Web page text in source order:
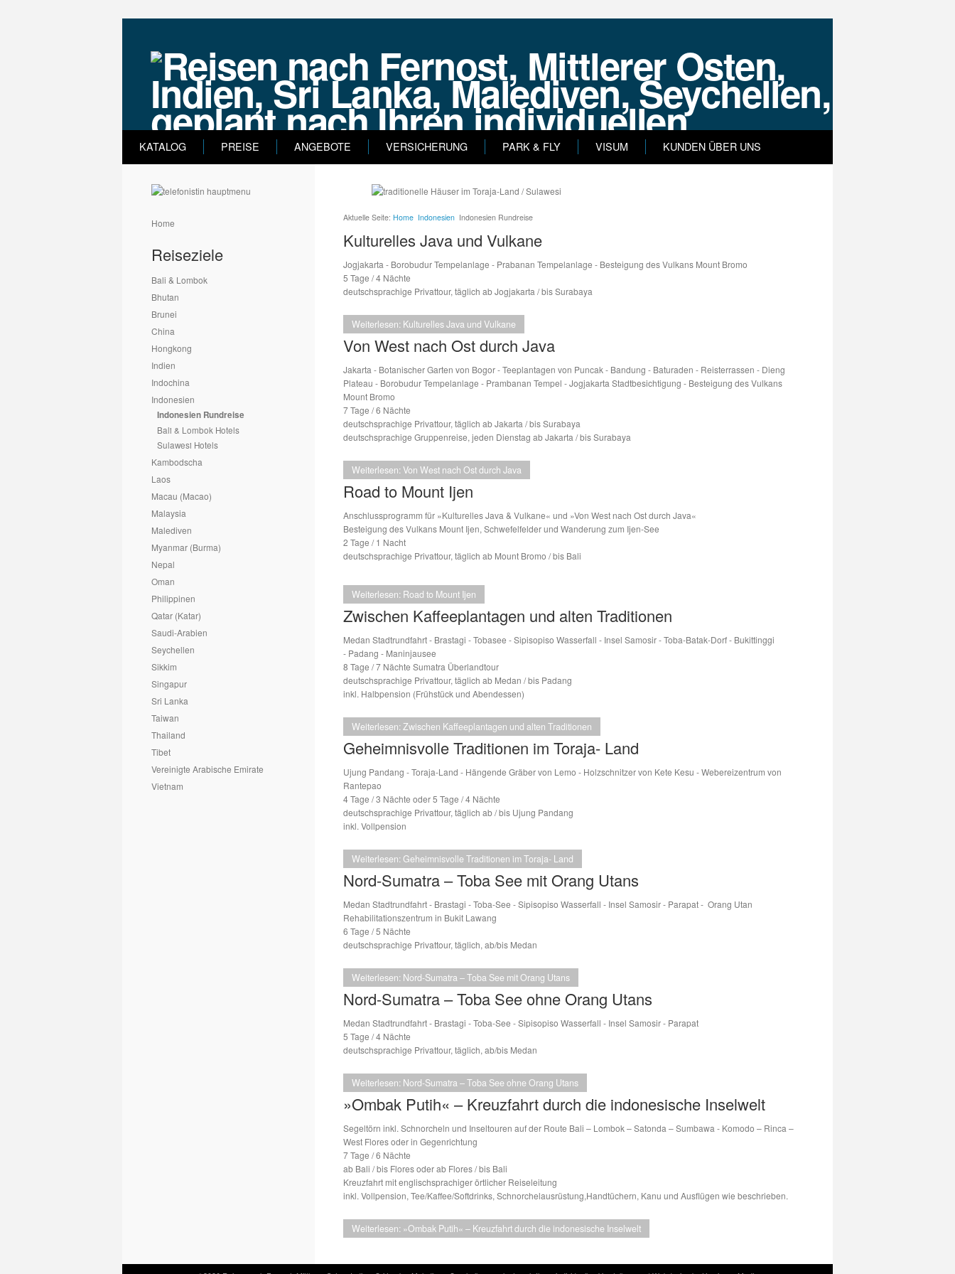
KATALOG PREISE ANGEBOTE VERSICHERUNG PARK & FLY VISUM KUNDEN ÜBER UNS
Home
Reiseziele
Bali & Lombok
Bhutan
Brunei
China
Hongkong
Indien
Indochina
Indonesien
Indonesien Rundreise
Bali & Lombok Hotels
Sulawesi Hotels
Kambodscha
Laos
Macau (Macao)
Malaysia
Malediven
Myanmar (Burma)
Nepal
Oman
Philippinen
Qatar (Katar)
Saudi-Arabien
Seychellen
Sikkim
Singapur
Sri Lanka
Taiwan
Thailand
Tibet
Vereinigte Arabische Emirate
Vietnam
Aktuelle Seite: Home Indonesien Indonesien Rundreise
Kulturelles Java und Vulkane
Jogjakarta - Borobudur Tempelanlage - Prabanan Tempelanlage - Besteigung des Vulkans Mount Bromo
5 Tage / 4 Nächte
deutschsprachige Privattour, täglich ab Jogjakarta / bis Surabaya
Weiterlesen: Kulturelles Java und Vulkane
Von West nach Ost durch Java
Jakarta - Botanischer Garten von Bogor - Teeplantagen von Puncak - Bandung - Baturaden - Reisterrassen - Dieng
Plateau - Borobudur Tempelanlage - Prambanan Tempel - Jogjakarta Stadtbesichtigung - Besteigung des Vulkans
Mount Bromo
7 Tage / 6 Nächte
deutschsprachige Privattour, täglich ab Jakarta / bis Surabaya
deutschsprachige Gruppenreise, jeden Dienstag ab Jakarta / bis Surabaya
Weiterlesen: Von West nach Ost durch Java
Road to Mount Ijen
Anschlussprogramm für »Kulturelles Java & Vulkane« und »Von West nach Ost durch Java«
Besteigung des Vulkans Mount Ijen, Schwefelfelder und Wanderung zum Ijen-See
2 Tage / 1 Nacht
deutschsprachige Privattour, täglich ab Mount Bromo / bis Bali
Weiterlesen: Road to Mount Ijen
Zwischen Kaffeeplantagen und alten Traditionen
Medan Stadtrundfahrt - Brastagi - Tobasee - Sipisopiso Wasserfall - Insel Samosir - Toba-Batak-Dorf - Bukittinggi
- Padang - Maninjausee
8 Tage / 7 Nächte Sumatra Überlandtour
deutschsprachige Privattour, täglich ab Medan / bis Padang
inkl. Halbpension (Frühstück und Abendessen)
Weiterlesen: Zwischen Kaffeeplantagen und alten Traditionen
Geheimnisvolle Traditionen im Toraja- Land
Ujung Pandang - Toraja-Land - Hängende Gräber von Lemo - Holzschnitzer von Kete Kesu - Webereizentrum von
Rantepao
4 Tage / 3 Nächte oder 5 Tage / 4 Nächte
deutschsprachige Privattour, täglich ab / bis Ujung Pandang
inkl. Vollpension
Weiterlesen: Geheimnisvolle Traditionen im Toraja- Land
Nord-Sumatra – Toba See mit Orang Utans
Medan Stadtrundfahrt - Brastagi - Toba-See - Sipisopiso Wasserfall - Insel Samosir - Parapat - Orang Utan
Rehabilitationszentrum in Bukit Lawang
6 Tage / 5 Nächte
deutschsprachige Privattour, täglich, ab/bis Medan
Weiterlesen: Nord-Sumatra – Toba See mit Orang Utans
Nord-Sumatra – Toba See ohne Orang Utans
Medan Stadtrundfahrt - Brastagi - Toba-See - Sipisopiso Wasserfall - Insel Samosir - Parapat
5 Tage / 4 Nächte
deutschsprachige Privattour, täglich, ab/bis Medan
Weiterlesen: Nord-Sumatra – Toba See ohne Orang Utans
»Ombak Putih« – Kreuzfahrt durch die indonesische Inselwelt
Segeltörn inkl. Schnorcheln und Inseltouren auf der Route Bali – Lombok – Satonda – Sumbawa - Komodo – Rinca –
West Flores oder in Gegenrichtung
7 Tage / 6 Nächte
ab Bali / bis Flores oder ab Flores / bis Bali
Kreuzfahrt mit englischsprachiger örtlicher Reiseleitung
inkl. Vollpension, Tee/Kaffee/Softdrinks, Schnorchelausrüstung,Handtüchern, Kanu und Ausflügen wie beschrieben.
Weiterlesen: »Ombak Putih« – Kreuzfahrt durch die indonesische Inselwelt